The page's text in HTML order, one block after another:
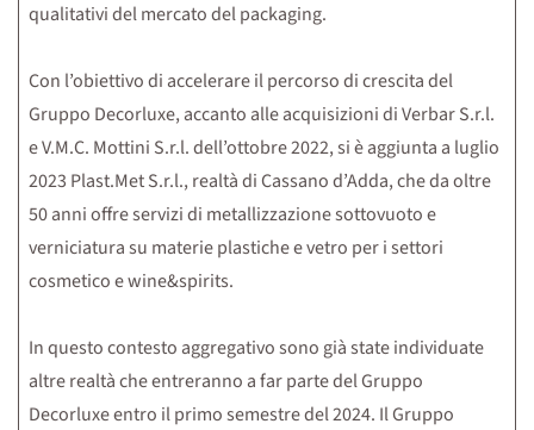
qualitativi del mercato del packaging.
Con l’obiettivo di accelerare il percorso di crescita del
Gruppo Decorluxe, accanto alle acquisizioni di Verbar S.r.l.
e V.M.C. Mottini S.r.l. dell’ottobre 2022, si è aggiunta a luglio
2023 Plast.Met S.r.l., realtà di Cassano d’Adda, che da oltre
50 anni offre servizi di metallizzazione sottovuoto e
verniciatura su materie plastiche e vetro per i settori
cosmetico e wine&spirits.
In questo contesto aggregativo sono già state individuate
altre realtà che entreranno a far parte del Gruppo
Decorluxe entro il primo semestre del 2024. Il Gruppo